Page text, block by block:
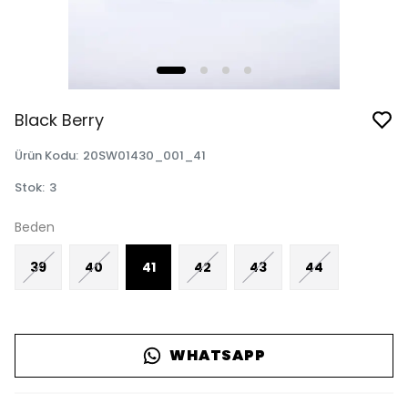
Black Berry
Ürün Kodu: 20SW01430_001_41
Stok: 3
Beden
39 40 41 42 43 44
WHATSAPP